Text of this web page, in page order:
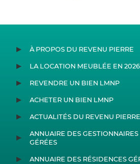
À PROPOS DU REVENU PIERRE
LA LOCATION MEUBLÉE EN
REVENDRE UN BIEN LMNP
ACHETER UN BIEN LMNP
ACTUALITÉS DU REVENU PIERRE
ANNUAIRE DES
GÉRÉES
ANNUAIRE DES RÉSIDENCES